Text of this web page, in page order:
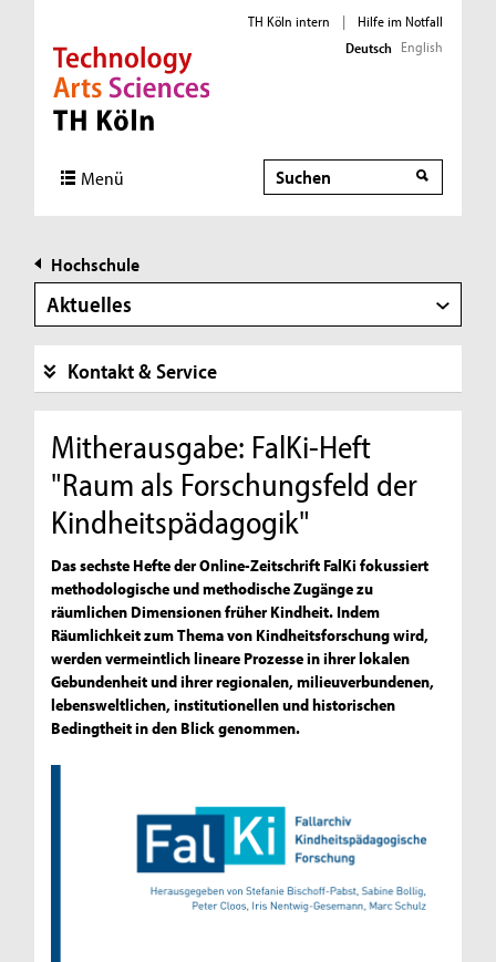
Direkt zur Hauptnavigation
Direkt zur Subnavigation
Direkt zum Inhalt
Direkt zum Fußbereich
TH Köln intern |
Hilfe im Notfall
Deutsch English
Menü Suche
Hochschule
Aktuelles
Kontakt & Service
Mitherausgabe: FalKi-Heft
"Raum als Forschungsfeld der
Kindheitspädagogik"
Das sechste Hefte der Online-Zeitschrift FalKi fokussiert
methodologische und methodische Zugänge zu
räumlichen Dimensionen früher Kindheit. Indem
Räumlichkeit zum Thema von Kindheitsforschung wird,
werden vermeintlich lineare Prozesse in ihrer lokalen
Gebundenheit und ihrer regionalen, milieuverbundenen,
lebensweltlichen, institutionellen und historischen
Bedingtheit in den Blick genommen.